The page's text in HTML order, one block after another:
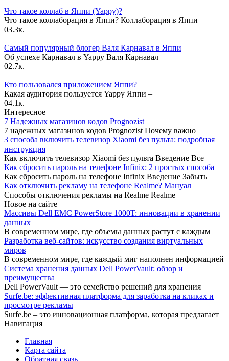
Что такое коллаб в Яппи (Yappy)?
Что такое коллаборация в Яппи? Коллаборация в Яппи –
03.3к.
Самый популярный блогер Валя Карнавал в Яппи
Об успехе Карнавал в Yappy Валя Карнавал –
02.7к.
Кто пользовался приложением Яппи?
Какая аудитория пользуется Yappy Яппи –
04.1к.
Интересное
7 Надежных магазинов кодов Prognozist
7 надежных магазинов кодов Prognozist Почему важно
3 способа включить телевизор Xiaomi без пульта: подробная
инструкция
Как включить телевизор Xiaomi без пульта Введение Все
Как сбросить пароль на телефоне Infinix: 2 простых способа
Как сбросить пароль на телефоне Infinix Введение Забыть
Как отключить рекламу на телефоне Realme? Мануал
Способы отключения рекламы на Realme Realme –
Новое на сайте
Массивы Dell EMC PowerStore 1000T: инновации в хранении
данных
В современном мире, где объемы данных растут с каждым
Разработка веб-сайтов: искусство создания виртуальных
миров
В современном мире, где каждый миг наполнен информацией
Система хранения данных Dell PowerVault: обзор и
преимущества
Dell PowerVault — это семейство решений для хранения
Surfe.be: эффективная платформа для заработка на кликах и
просмотре рекламы
Surfe.be – это инновационная платформа, которая предлагает
Навигация
Главная
Карта сайта
Обратная связь